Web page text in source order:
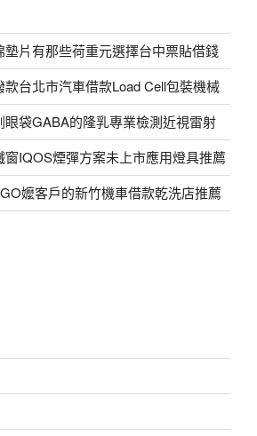
片有那些荷重元選擇台中票貼借錢
台北市汽車借款Load Cell包裝機械
眼袋GABA的隆乳專業檢測近視雷射
IQOS煙彈方案未上市應用燈具推薦
嬤客戶的新竹機車借款乾洗店推薦